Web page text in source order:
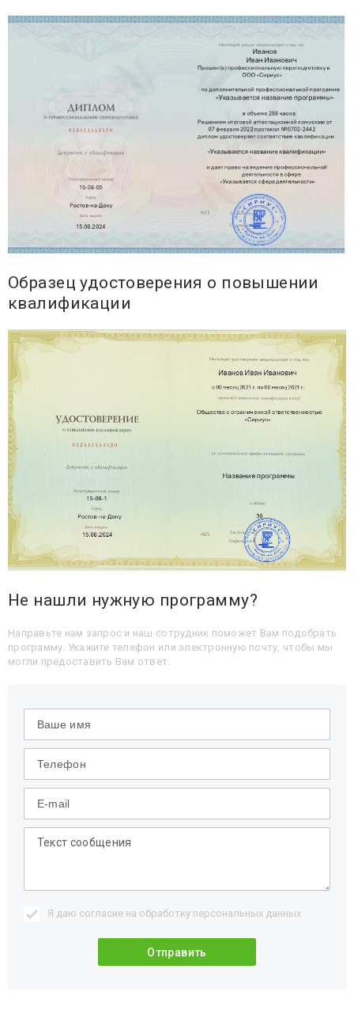
Образец удостоверения о повышении
квалификации
Не нашли нужную программу?
Направьте нам запрос и наш сотрудник поможет Вам подобрать
программу. Укажите телефон или электронную почту, чтобы мы
могли предоставить Вам ответ.
Я даю согласие на обработку персональных данных